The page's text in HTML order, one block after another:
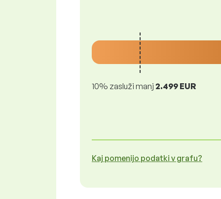
10% zasluži manj 2.499 EUR
Kaj pomenijo podatki v grafu?